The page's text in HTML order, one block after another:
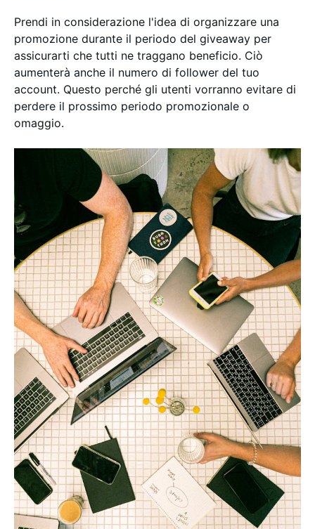
Prendi in considerazione l'idea di organizzare una
promozione durante il periodo del giveaway per
assicurarti che tutti ne traggano beneficio. Ciò
aumenterà anche il numero di follower del tuo
account. Questo perché gli utenti vorranno evitare di
perdere il prossimo periodo promozionale o
omaggio.